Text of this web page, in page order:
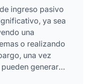
ingreso pasivo
ya sea
una
o realizando
una vez
generar